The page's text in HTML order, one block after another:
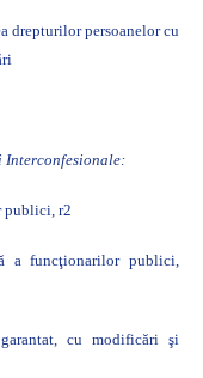
drepturilor persoanelor cu
Interconfesionale:
publici, r2
a funcţionarilor publici,
cu modificări şi